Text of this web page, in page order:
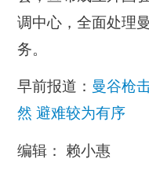
调中心，全面处理
务。
早前报道： 曼谷枪
然 避难较为有序
编辑： 赖小惠